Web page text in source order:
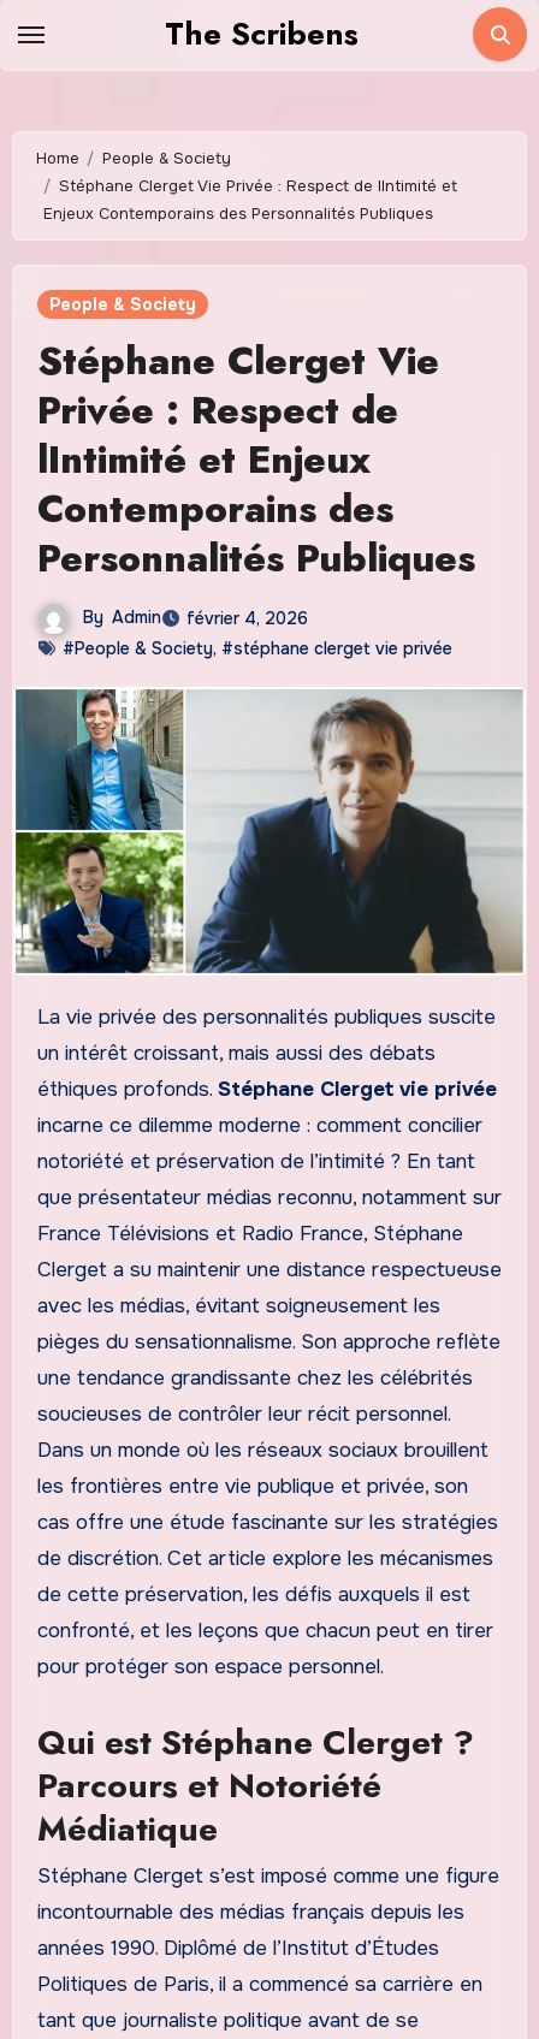
The Scribens
Home
People & Society
Stéphane Clerget Vie Privée : Respect de lIntimité et
Enjeux Contemporains des Personnalités Publiques
People & Society
Stéphane Clerget Vie
Privée : Respect de
lIntimité et Enjeux
Contemporains des
Personnalités Publiques
By Admin
février 4, 2026
#People & Society, #stéphane clerget vie privée
La vie privée des personnalités publiques suscite
un intérêt croissant, mais aussi des débats
éthiques profonds. Stéphane Clerget vie privée
incarne ce dilemme moderne : comment concilier
notoriété et préservation de l’intimité ? En tant
que présentateur médias reconnu, notamment sur
France Télévisions et Radio France, Stéphane
Clerget a su maintenir une distance respectueuse
avec les médias, évitant soigneusement les
pièges du sensationnalisme. Son approche reflète
une tendance grandissante chez les célébrités
soucieuses de contrôler leur récit personnel.
Dans un monde où les réseaux sociaux brouillent
les frontières entre vie publique et privée, son
cas offre une étude fascinante sur les stratégies
de discrétion. Cet article explore les mécanismes
de cette préservation, les défis auxquels il est
confronté, et les leçons que chacun peut en tirer
pour protéger son espace personnel.
Qui est Stéphane Clerget ?
Parcours et Notoriété
Médiatique
Stéphane Clerget s’est imposé comme une figure
incontournable des médias français depuis les
années 1990. Diplômé de l’Institut d’Études
Politiques de Paris, il a commencé sa carrière en
tant que journaliste politique avant de se